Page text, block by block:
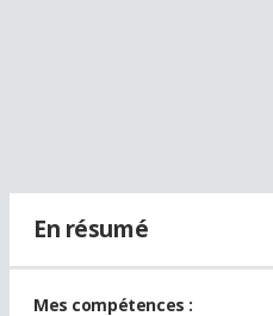
En résumé
Mes compétences :